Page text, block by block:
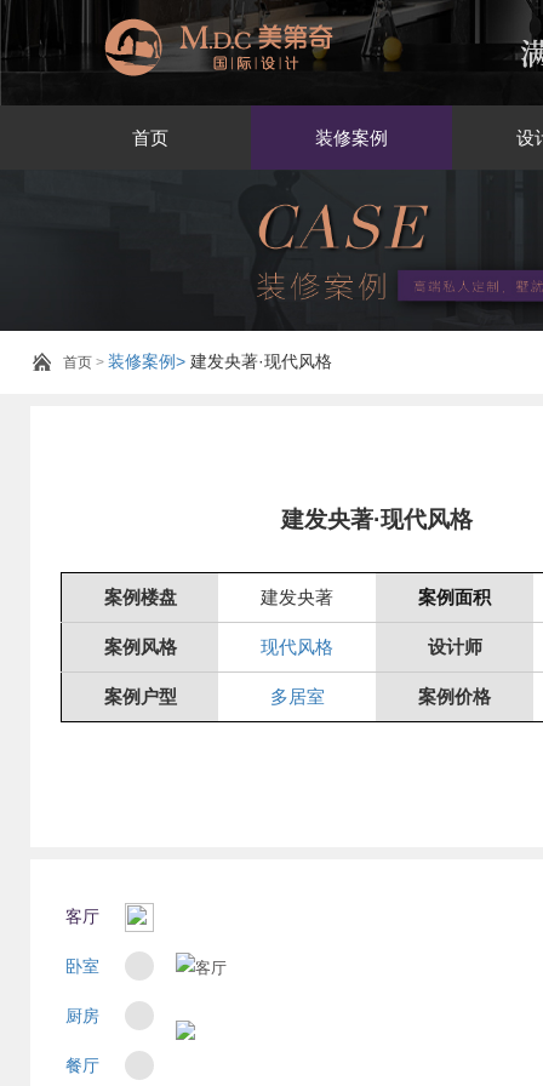
首页 装修案例 设
首页 > 装修案例> 建发央著·现代风格
建发央著·现代风格
案例楼盘 建发央著 案例面积
案例风格 现代风格 设计师
案例户型 多居室 案例价格
客厅
卧室
厨房
餐厅